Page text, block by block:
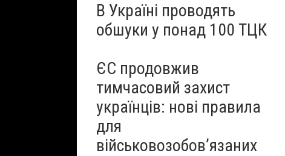
В Україні проводять
обшуки у понад 100 ТЦК
ЄС продовжив
тимчасовий захист
українців: нові правила
для
військовозобов’язаних